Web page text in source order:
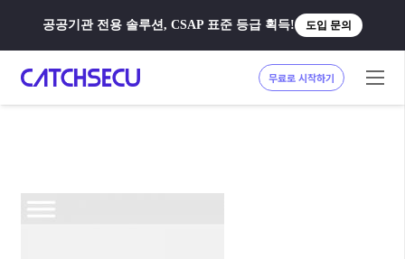
공공기관 전용 솔루션, CSAP 표준 등급 획득! 도입 문의
무료로 시작하기